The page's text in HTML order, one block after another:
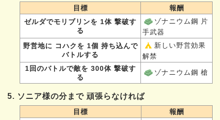
目標
報酬
ゼルダでモリブリンを 1体 撃破す
る
ゾナニウム鋼 片
手武器
野営地に コハクを 1個 持ち込んで
バトルする
新しい野営効果
解禁
1回のバトルで敵を 300体 撃破す
る
ゾナニウム鋼 槍
5. ソニア様の分まで 頑張らなければ
目標
報酬